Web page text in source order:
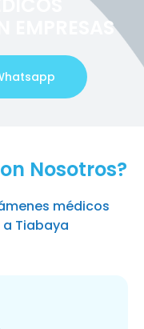
EMPRESAS
Nosotros?
médicos
Tiabaya